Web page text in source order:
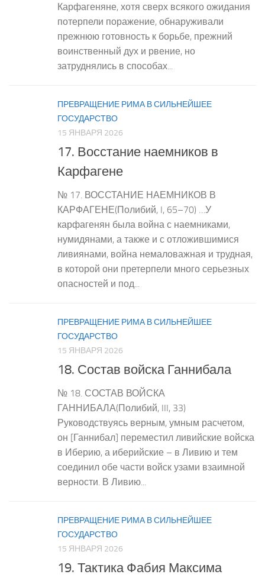
Карфагеняне, хотя сверх всякого ожидания
потерпели поражение, обнаруживали
прежнюю готовность к борьбе, прежний
воинственный дух и рвение, но
затруднялись в способах...
ПРЕВРАЩЕНИЕ РИМА В СИЛЬНЕЙШЕЕ
ГОСУДАРСТВО
15 ЯНВАРЯ 2026
17. Восстание наемников в
Карфагене
№ 17. ВОССТАНИЕ НАЕМНИКОВ В
КАРФАГЕНЕ(Полибий, I, 65–70) …У
карфагенян была война с наемниками,
нумидянами, а также и с отложившимися
ливиянами, война немаловажная и трудная,
в которой они претерпели много серьезных
опасностей и под...
ПРЕВРАЩЕНИЕ РИМА В СИЛЬНЕЙШЕЕ
ГОСУДАРСТВО
15 ЯНВАРЯ 2026
18. Состав войска Ганнибала
№ 18. СОСТАВ ВОЙСКА
ГАННИБАЛА(Полибий, III, 33)
Руководствуясь верным, умным расчетом,
он [Ганнибал] переместил ливийские войска
в Иберию, а иберийские – в Ливию и тем
соединил обе части войск узами взаимной
верности. В Ливию...
ПРЕВРАЩЕНИЕ РИМА В СИЛЬНЕЙШЕЕ
ГОСУДАРСТВО
15 ЯНВАРЯ 2026
19. Тактика Фабия Максима